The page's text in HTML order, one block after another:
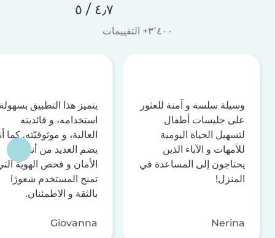
٤٫٧ / ٥
٣٬٤٠٠+ التقييمات
وسيلة سلسة و آمنة للعثور
على جليسات أطفال
لتسهيل الحياة اليومية
للأمهات و الآباء الذين
يحتاجون إلى المساعدة في
المنزل!
Nerina
يتميز هذا التطبيق
استخدامه، و فائديته
العالية، و موثوقيّته. كما
يضم العديد من أنظمة
الأمان و فحص الهوية
تمنح المستخدم شعورًا
بالثقة و الاطمئنان.
Giovanna